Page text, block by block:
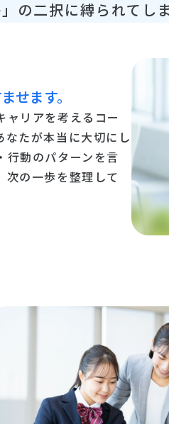
の二択に縛られてし
せます。
ャリアを考えるコー
たが本当に大切にし
行動のパターンを言
次の一歩を整理して